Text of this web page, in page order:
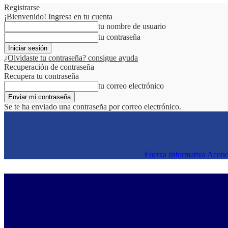
Registrarse
¡Bienvenido! Ingresa en tu cuenta
tu nombre de usuario
tu contraseña
¿Olvidaste tu contraseña? consigue ayuda
Recuperación de contraseña
Recupera tu contraseña
tu correo electrónico
Se te ha enviado una contraseña por correo electrónico.
Fuerza Informativa